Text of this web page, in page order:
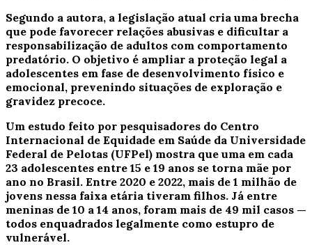
Segundo a autora, a legislação atual cria uma brecha
que pode favorecer relações abusivas e dificultar a
responsabilização de adultos com comportamento
predatório. O objetivo é ampliar a proteção legal a
adolescentes em fase de desenvolvimento físico e
emocional, prevenindo situações de exploração e
gravidez precoce.
Um estudo feito por pesquisadores do Centro
Internacional de Equidade em Saúde da Universidade
Federal de Pelotas (UFPel) mostra que uma em cada
23 adolescentes entre 15 e 19 anos se torna mãe por
ano no Brasil. Entre 2020 e 2022, mais de 1 milhão de
jovens nessa faixa etária tiveram filhos. Já entre
meninas de 10 a 14 anos, foram mais de 49 mil casos —
todos enquadrados legalmente como estupro de
vulnerável.